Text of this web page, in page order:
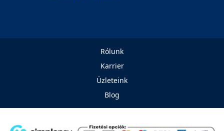
Rólunk
Karrier
Üzleteink
Blog